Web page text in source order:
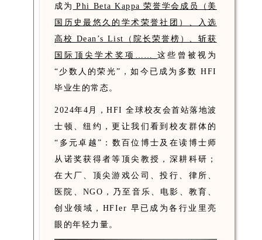
成为 Phi Beta Kappa 荣誉学会成员（美
国历史最悠久的学术荣誉社团）、入选
高校 Dean’s List（院长荣誉榜）、斩获
国际顶尖学术奖项……这些曾被视为
“少数人的荣光”，如今已成为多数 HFI
毕业生的常态。
2024年4月，HFI 全球校友会首站落地波
士顿、纽约，更让我们看到校友群体的
“多元卓越”：数百位博士及在读博士师
从诺奖获得者等顶尖教授，深耕科研；
在大厂、顶尖游戏公司、投行、律所、
医院、NGO，乃至音乐、电影、教育、
创业领域，HFIer 早已成为各行业里亮
眼的年轻力量。